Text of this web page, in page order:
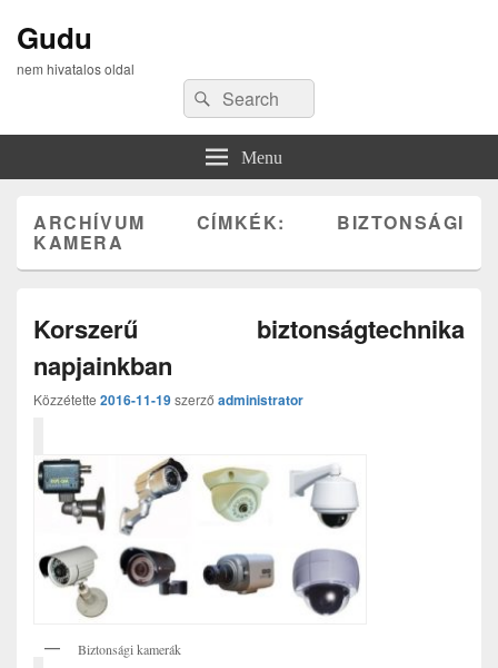
Gudu
nem hivatalos oldal
Search
for:
Search
Menu
ARCHÍVUM CÍMKÉK: BIZTONSÁGI
KAMERA
Korszerű biztonságtechnika
napjainkban
Közzétette 2016-11-19szerző administrator
Biztonsági kamerák